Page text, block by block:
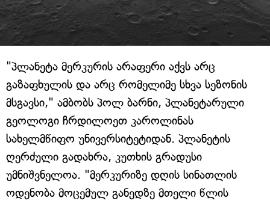
"პლანეტა მერკურის არაფერი აქვს არც
გაზაფხულის და არც რომელიმე სხვა სეზონის
მსგავსი," ამბობს პოლ ბარნი, პლანეტარული
გეოლოგი ჩრდილოეთ კაროლინას
სახელმწიფო უნივერსიტეტიდან. პლანეტის
ღერძული გადახრა, კუთხის გრადუსი
უმნიშვნელოა. "მერკურიზე დღის სინათლის
ოდენობა მოცემულ განედზე მთელი წლის